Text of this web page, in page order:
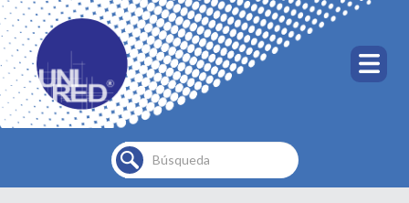
Buscar...